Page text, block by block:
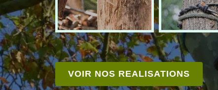
VOIR NOS REALISATIONS